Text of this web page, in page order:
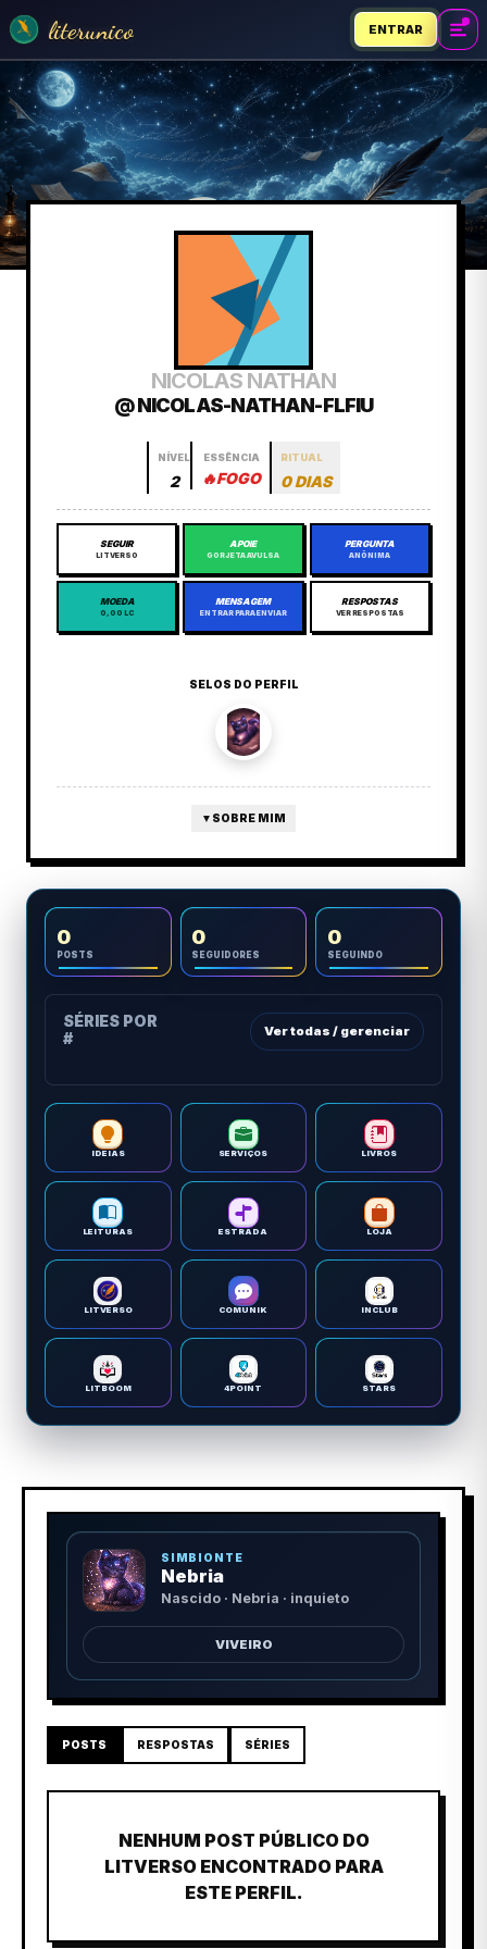
literunico ENTRAR
NICOLAS NATHAN
@ NICOLAS-NATHAN-FLFIU
NÍVEL
2
ESSÊNCIA
🔥FOGO
RITUAL
0 DIAS
SEGUIR
LITVERSO
APOIE
GORJETA AVULSA
PERGUNTA
ANÔNIMA
MOEDA
0,00 LC
MENSAGEM
ENTRAR PARA ENVIAR
RESPOSTAS
VER RESPOSTAS
SELOS DO PERFIL
▼ SOBRE MIM
0
POSTS
0
SEGUIDORES
0
SEGUINDO
SÉRIES POR
#
Ver todas / gerenciar
IDEIAS SERVIÇOS LIVROS
LEITURAS ESTRADA LOJA
LITVERSO COMUNIK INCLUB
LITBOOM 4POINT STARS
SIMBIONTE
Nebria
Nascido · Nebria · inquieto
VIVEIRO
POSTS RESPOSTAS SÉRIES
NENHUM POST PÚBLICO DO
LITVERSO ENCONTRADO PARA
ESTE PERFIL.